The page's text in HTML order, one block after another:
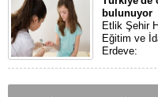
bulunuyor
Etlik Şehir
Eğitim ve
Erdeve: